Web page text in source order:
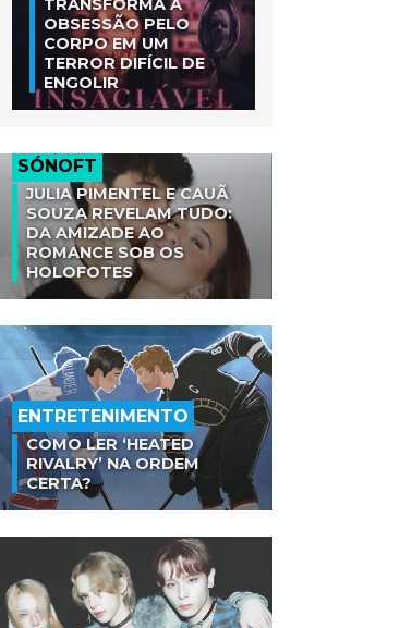
TRANSFORMA A
OBSESSÃO PELO
CORPO EM UM
TERROR DIFÍCIL DE
ENGOLIR
SÓNOFT
JULIA PIMENTEL E CAUÃ
SOUZA REVELAM TUDO:
DA AMIZADE AO
ROMANCE SOB OS
HOLOFOTES
ENTRETENIMENTO
COMO LER ‘HEATED
RIVALRY’ NA ORDEM
CERTA?